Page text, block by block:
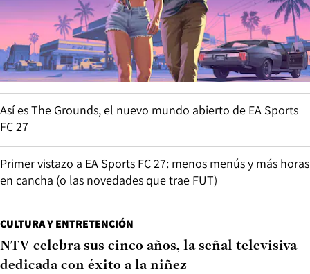
Así es The Grounds, el nuevo mundo abierto de EA Sports
FC 27
Primer vistazo a EA Sports FC 27: menos menús y más horas
en cancha (o las novedades que trae FUT)
CULTURA Y ENTRETENCIÓN
NTV celebra sus cinco años, la señal televisiva
dedicada con éxito a la niñez